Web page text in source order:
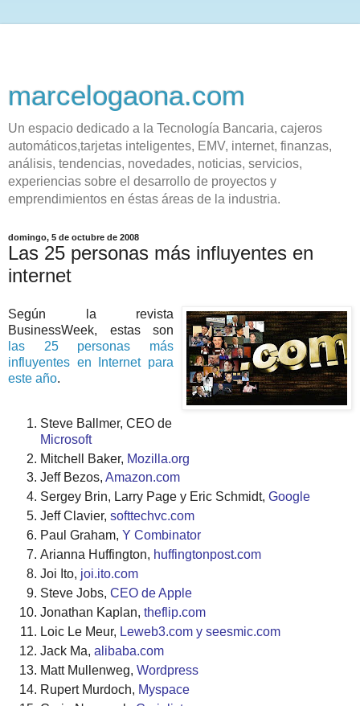
marcelogaona.com
Un espacio dedicado a la Tecnología Bancaria, cajeros
automáticos,tarjetas inteligentes, EMV, internet, finanzas,
análisis, tendencias, novedades, noticias, servicios,
experiencias sobre el desarrollo de proyectos y
emprendimientos en éstas áreas de la industria.
domingo, 5 de octubre de 2008
Las 25 personas más influyentes en
internet
Según la revista
BusinessWeek, estas son
las 25 personas más
influyentes en Internet para
este año.
Steve Ballmer, CEO de
Microsoft
Mitchell Baker, Mozilla.org
Jeff Bezos, Amazon.com
Sergey Brin, Larry Page y Eric Schmidt, Google
Jeff Clavier, softtechvc.com
Paul Graham, Y Combinator
Arianna Huffington, huffingtonpost.com
Joi Ito, joi.ito.com
Steve Jobs, CEO de Apple
Jonathan Kaplan, theflip.com
Loic Le Meur, Leweb3.com y seesmic.com
Jack Ma, alibaba.com
Matt Mullenweg, Wordpress
Rupert Murdoch, Myspace